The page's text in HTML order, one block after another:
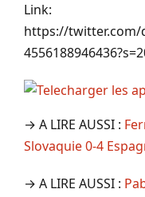
Link:
https://twitter.com/
→ A LIRE AUSSI :
Slovaquie 0-4
→ A LIRE AUSSI :